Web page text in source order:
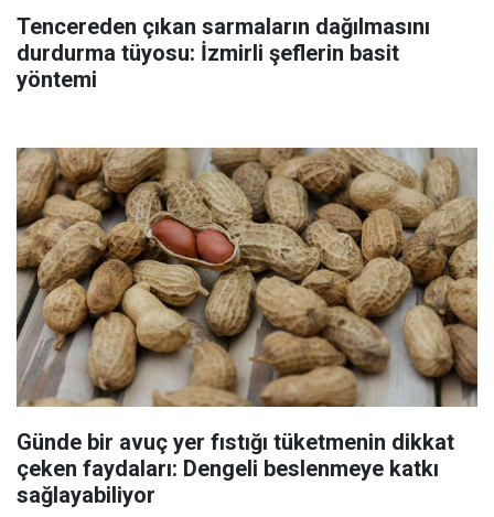
Tencereden çıkan sarmaların dağılmasını
durdurma tüyosu: İzmirli şeflerin basit
yöntemi
Günde bir avuç yer fıstığı tüketmenin dikkat
çeken faydaları: Dengeli beslenmeye katkı
sağlayabiliyor